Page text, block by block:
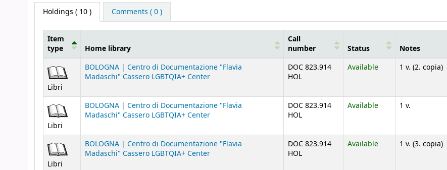
Holdings ( 10 ) Comments ( 0 )
Holdings
Item
type
Home library
Call
number
Status Notes
Libri
BOLOGNA | Centro di Documentazione "Flavia
Madaschi" Cassero LGBTQIA+ Center
DOC 823.914
HOL
Available 1 v. (2. copia)
Libri
BOLOGNA | Centro di Documentazione "Flavia
Madaschi" Cassero LGBTQIA+ Center
DOC 823.914
HOL
Available 1 v.
Libri
BOLOGNA | Centro di Documentazione "Flavia
Madaschi" Cassero LGBTQIA+ Center
DOC 823.914
HOL
Available 1 v. (3. copia)